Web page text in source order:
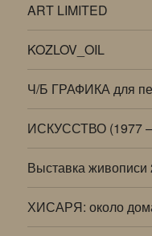
ART LIMITED
KOZLOV_OIL
Ч/Б ГРАФИКА для
ИСКУССТВО (1977
Выставка живописи
ХИСАРЯ: около